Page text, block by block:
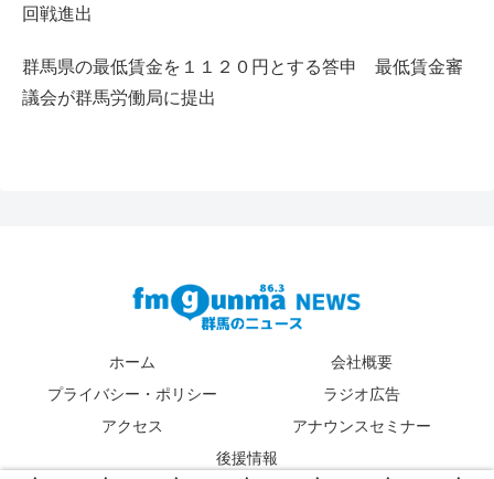
回戦進出
群馬県の最低賃金を１１２０円とする答申 最低賃金審
議会が群馬労働局に提出
ホーム
会社概要
プライバシー・ポリシー
ラジオ広告
アクセス
アナウンスセミナー
後援情報